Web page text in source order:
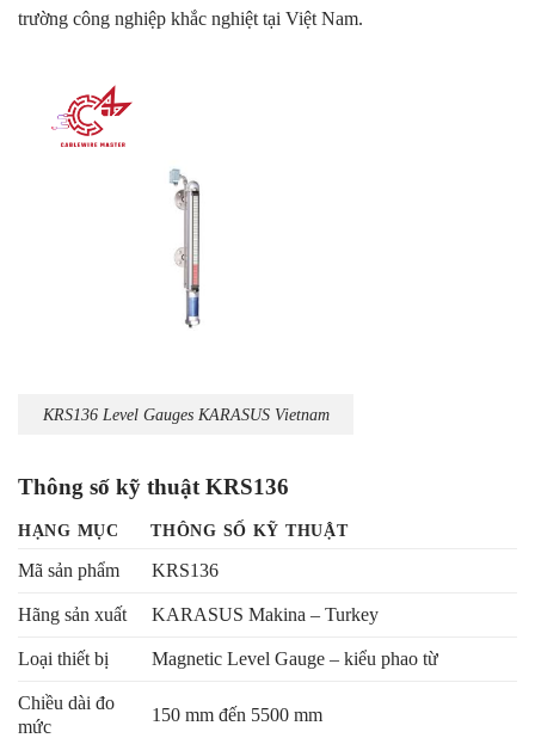
trường công nghiệp khắc nghiệt tại Việt Nam.
KRS136 Level Gauges KARASUS Vietnam
Thông số kỹ thuật KRS136
HẠNG MỤC THÔNG SỐ KỸ THUẬT
Mã sản phẩm KRS136
Hãng sản xuất KARASUS Makina – Turkey
Loại thiết bị Magnetic Level Gauge – kiểu phao từ
Chiều dài đo
mức
150 mm đến 5500 mm